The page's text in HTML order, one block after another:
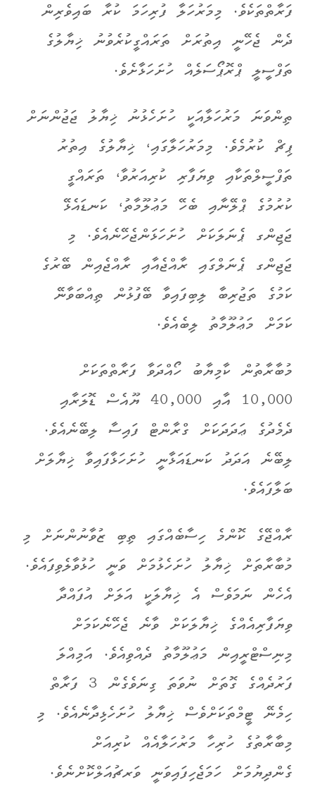
ފަރާތްތަކެވެ. މިމަރުހަލާ ފުރިހަމަ ކުރާ ބައިވެރިން
ދެން ޖެހޭނީ އިތުރަށް ތަރައްގީކުރެވުނު ޚިޔާލުގެ
ތަފްސީލީ ޕްރޮޕޯސަލެއް ހުށަހަޅާށެވެ.
ތިންވަނަ މަރުހަލާއަކީ ހުށަހެޅުނު ޚިޔާލު ޖަޖުންނަށް
ޕިޗް ކުރުމެވެ. މިމަރުހަލާގައި، ޚިޔާލުގެ އިތުރު
ތަފްސީލްތަކާއި ވިޔަފާރި ކުރިއަރުވާ، ތަރައްގީ
ކުރުމުގެ ޕްލޭނާއި ބެހޭ މަޢުލޫމާތު، ކަނޑައެޅޭ
ޖަޖިންގ ޕެނަލަކަށް ހުށަހަޅަންޖެހޭނެއެވެ. މި
ޖަޖިންގ ޕެނަލްގައި ރާއްޖެއާއި ރާއްޖެއިން ބޭރުގެ
ކަމުގެ ތަޖުރިބާ ލިބިފައިވާ ބޭފުޅުން ތިއްބަވާނޭ
ކަމަށް މަޢުލޫމާތު ލިބެއެވެ.
މުބާރާތުން ކާމިޔާބު ހޯއްދަވާ ފަރާތްތަކަށް
10,000 އާއި 40,000 ޔޫއެސް ޑޮލަރާއި
ދެމެދުގެ ޢަދަދަކަށް ގްރާންޓް ފައިސާ ލިބޭނެއެވެ.
ލިބޭނެ އަދަދު ކަނޑައަޅާނީ ހުށަހަޅާފައިވާ ޚިޔާލަށް
ބަލާފައެވެ.
ރާއްޖޭގެ ކޮންމެ ހިސާބެއްގައި ތިބި ޒުވާނުންނަށް މި
މުބާރާތަށް ޚިޔާލު ހުށަހެޅުމަށް ވަނީ ހުޅުވާލެވިފައެވެ.
އެހެން ނަމަވެސް އެ ޚިޔާލަކީ އަލަށް އުފައްދާ
ވިޔަފާރިއެއްގެ ޚިޔާލަކަށް ވާނެ ޖެހޭނެކަމަށް
މިނިސްޓްރީއިން މަޢުލޫމާތު ދެއްވިއެވެ. އަމިއްލަ
ފަރުދެއްގެ ގޮތަށް ނުވަތަ ގިނަވެގެން 3 ފަރާތް
ހިމެނޭ ޓީމްތަކަށްވެސް ޚިޔާލު ހުށަހެޅިދާނެއެވެ. މި
މިބާރާތުގެ ހުރިހާ މަރުހަލާއެއް ކުރިއަށް
ގެންދިޔުމަށް ހަމަޖެހިފައިވަނީ ވަރޗުއަލްކޮށްނެވެ.